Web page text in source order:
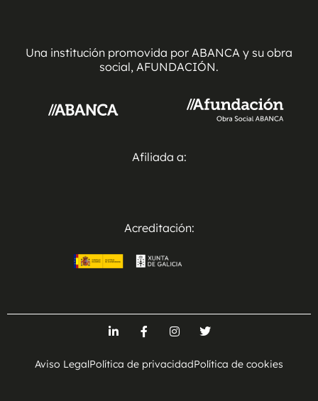
Una institución promovida por ABANCA y su obra
social, AFUNDACIÓN.
Afiliada a:
Acreditación:
Aviso LegalPolítica de privacidadPolítica de cookies